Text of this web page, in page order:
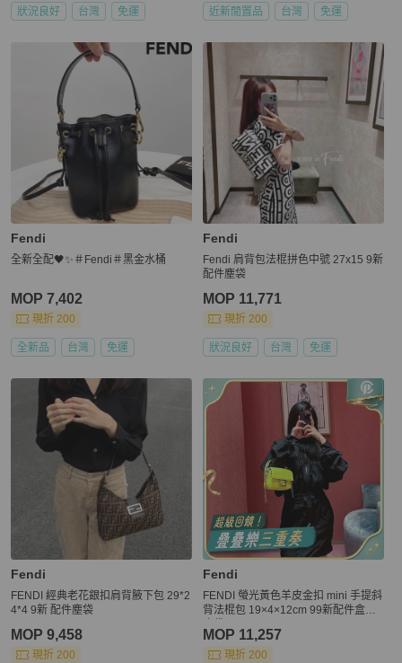
狀況良好 台灣 免運 近新閒置品 台灣 免運
Fendi
全新全配🖤✨＃Fendi＃黑金水桶
MOP 7,402
現折 200
全新品 台灣 免運
Fendi
Fendi 肩背包法棍拼色中號 27x15 9新
配件塵袋
MOP 11,771
現折 200
狀況良好 台灣 免運
Fendi
FENDI 經典老花銀扣肩背腋下包 29*2
4*4 9新 配件塵袋
MOP 9,458
現折 200
Fendi
FENDI 螢光黃色羊皮金扣 mini 手提斜
背法棍包 19×4×12cm 99新配件盒子
MOP 11,257
現折 200